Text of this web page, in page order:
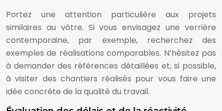
Portez une attention particulière aux projets
similaires au vôtre. Si vous envisagez une verrière
contemporaine, par exemple, recherchez des
exemples de réalisations comparables. N’hésitez pas
à demander des références détaillées et, si possible,
à visiter des chantiers réalisés pour vous faire une
idée concrète de la qualité du travail.